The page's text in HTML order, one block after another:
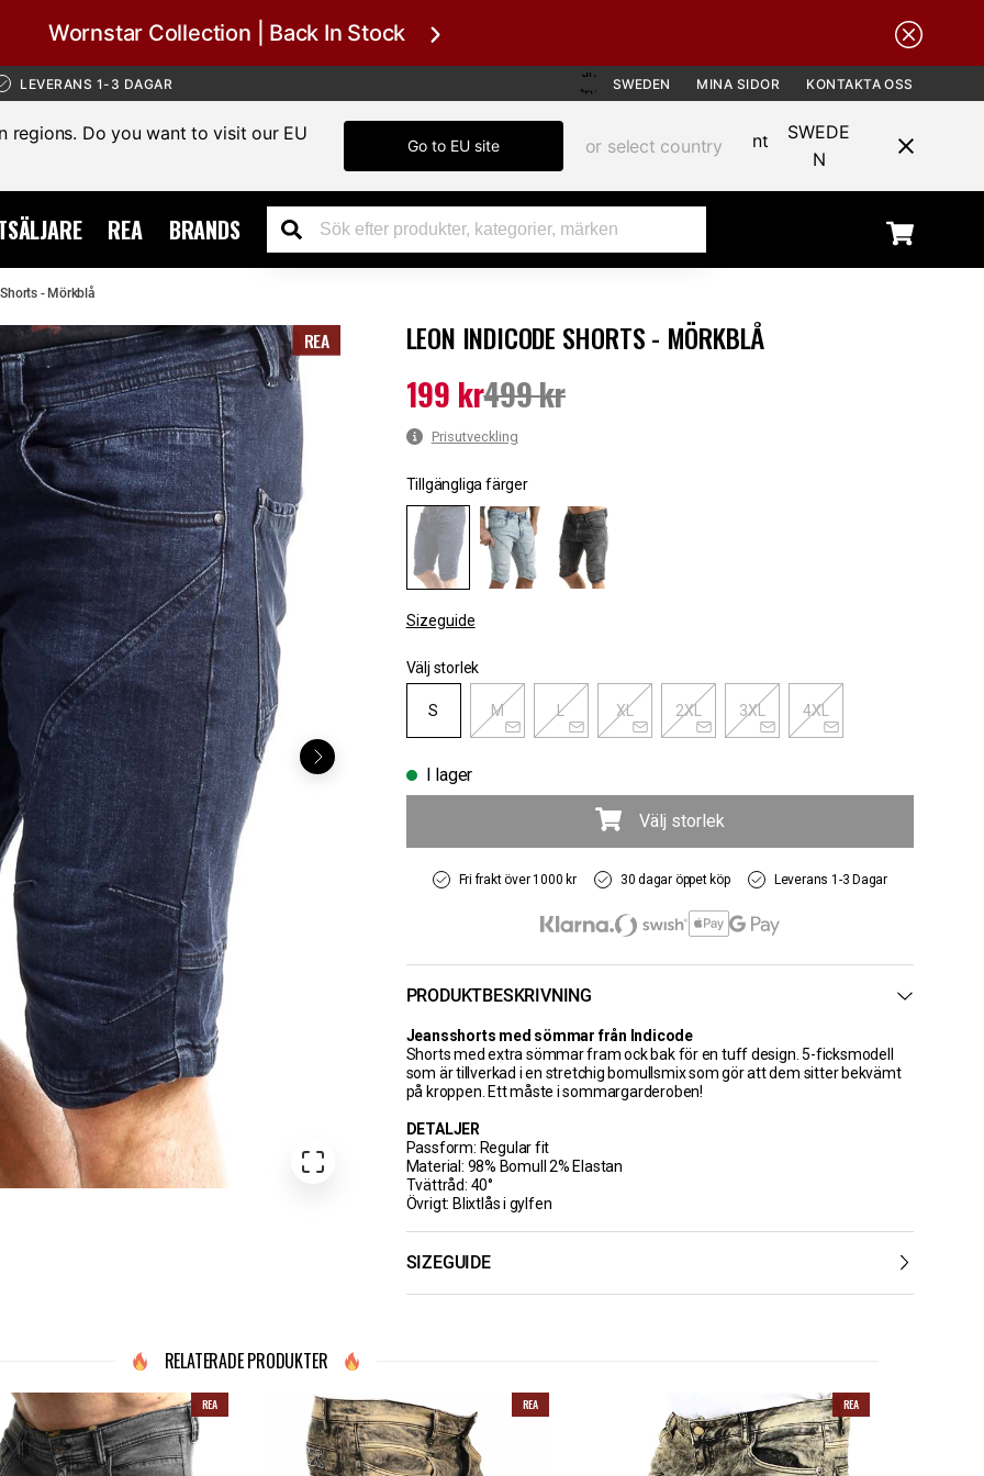
Wornstar Collection | Back In Stock
LEVERANS 1-3 DAGAR SWEDEN MINA SIDOR KONTAKTA OSS
regions. Do you want to visit our EU
Go to EU site or select country
SWEDE
N
REA BRANDS
- Mörkblå
REA LEON INDICODE SHORTS - MÖRKBLÅ
Nuvarande pris:199 kr
199 kr499 kr
Prisutveckling
Tillgängliga färger
Sizeguide
Välj storlek
S M L XL 2XL 3XL 4XL
I lager
Välj storlek
Fri frakt över 1000 kr 30 dagar öppet köp Leverans 1-3 Dagar
PRODUKTBESKRIVNING
Jeansshorts med sömmar från Indicode
Shorts med extra sömmar fram ock bak för en tuff design. 5-ficksmodell
som är tillverkad i en stretchig bomullsmix som gör att dem sitter bekvämt
på kroppen. Ett måste i sommargarderoben!
DETALJER
Passform: Regular fit
Material: 98% Bomull 2% Elastan
Tvättråd: 40°
Övrigt: Blixtlås i gylfen
SIZEGUIDE
RELATERADE PRODUKTER
REA REA REA